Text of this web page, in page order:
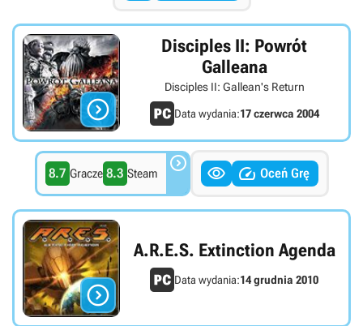

Disciples II: Powrót
Galleana
Disciples II: Gallean's Return
Data wydania:17 czerwca 2004
8.7 Gracze 8.3 Steam    Oceń Grę

A.R.E.S. Extinction Agenda
Data wydania:14 grudnia 2010